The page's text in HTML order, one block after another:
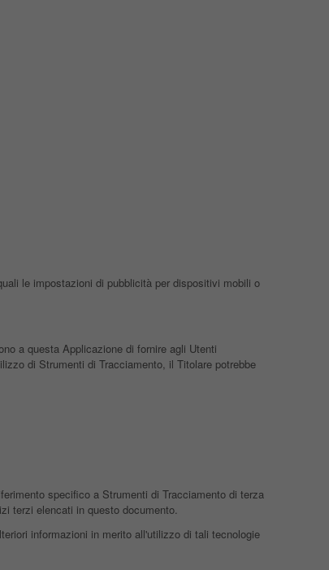
le impostazioni di pubblicità per dispositivi mobili o
a questa Applicazione di fornire agli Utenti
di Strumenti di Tracciamento, il Titolare potrebbe
specifico a Strumenti di Tracciamento di terza
terzi elencati in questo documento.
informazioni in merito all'utilizzo di tali tecnologie